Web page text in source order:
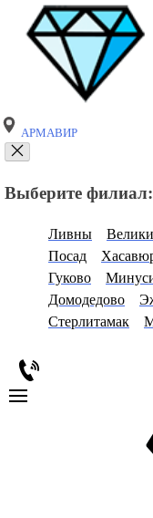
АРМАВИР
Выберите филиал:
Ливны
Посад
Гуково
Домодедово
Стерлитамак